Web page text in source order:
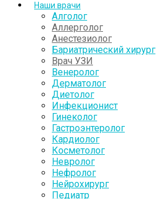
Наши врачи
Алголог
Аллерголог
Анестезиолог
Бариатрический хирург
Врач УЗИ
Венеролог
Дерматолог
Диетолог
Инфекционист
Гинеколог
Гастроэнтеролог
Кардиолог
Косметолог
Невролог
Нефролог
Нейрохирург
Педиатр